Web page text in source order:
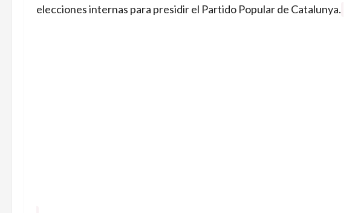
elecciones internas para presidir el Partido Popular de Catalunya.